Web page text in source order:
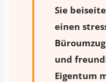
Sie
einen
und
Eigentum